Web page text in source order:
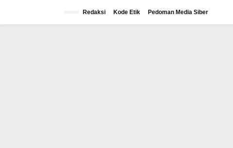
Redaksi Kode Etik Pedoman Media Siber